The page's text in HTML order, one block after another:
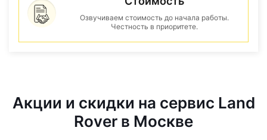
Озвучиваем стоимость до начала работы.
Честность в приоритете.
Акции и скидки на сервис Land
Rover в Москве